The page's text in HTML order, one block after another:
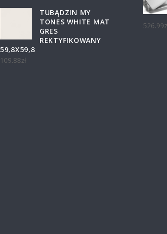
TUBĄDZIN MY
TONES WHITE MAT
GRES
REKTYFIKOWANY
59,8X59,8
109.88zł
526.99